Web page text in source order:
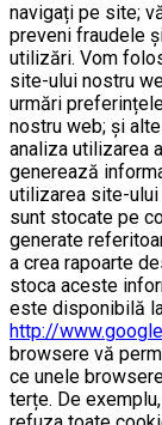
navigați pe site;
preveni fraudele
utilizări. Vom
site-ului nostru
urmări
nostru web; și
analiza utilizarea
generează
utilizarea site-
sunt stocate pe
generate
a crea rapoarte
stoca aceste
este disponibilă
http://
browsere vă
ce unele
terțe. De